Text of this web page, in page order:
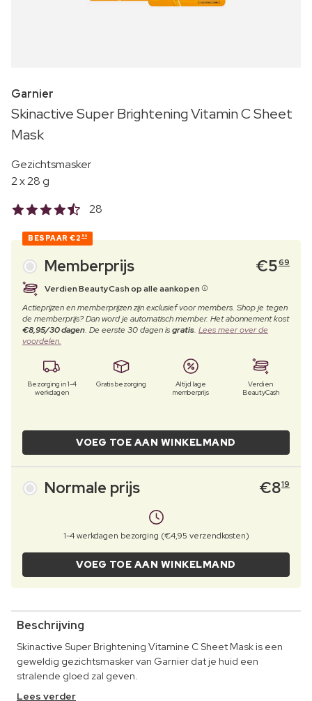
Garnier
Skinactive Super Brightening Vitamin C Sheet
Mask
Gezichtsmasker
2 x 28 g
28
BESPAAR €2 50
Memberprijs €569
Verdien BeautyCash op alle aankopen
Actieprijzen en memberprijzen zijn exclusief voor members. Shop je tegen
de memberprijs? Dan word je automatisch member. Het abonnement kost
€8,95/30 dagen. De eerste 30 dagen isgratis. Lees meer over de
voordelen.
Bezorging in 1-4
werkdagen
Gratis bezorging
Altijd lage
memberprijs
Verdien
BeautyCash
VOEG TOE AAN WINKELMAND
Normale prijs €819
1-4 werkdagen bezorging (€4,95 verzendkosten)
VOEG TOE AAN WINKELMAND
Beschrijving
Skinactive Super Brightening Vitamine C Sheet Mask is een
geweldig gezichtsmasker van Garnier dat je huid een
stralende gloed zal geven.
Lees verder